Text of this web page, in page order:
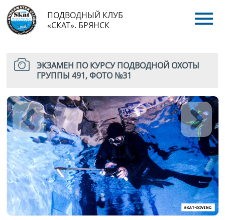
ПОДВОДНЫЙ КЛУБ
«СКАТ». БРЯНСК
ЭКЗАМЕН ПО КУРСУ ПОДВОДНОЙ ОХОТЫ
ГРУППЫ 491, ФОТО №31